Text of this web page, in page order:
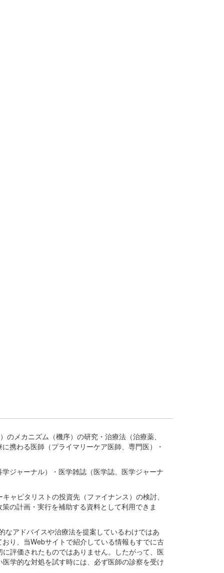
メカニズム（機序）の研究・治療法（治療薬、
携わる医師（プライマリーケア医師、専門医）・
ジャーナル）・医学雑誌（医学誌、医学ジャーナ
ャピタリストの投資先（ファイナンス）の検討、
の計画・実行を補助する資料として利用できま
アドバイスや治療法を提案しているわけではあ
り、当Webサイトで紹介している情報もすでに古
評価されたものではありません。したがって、医
学的な対処を試す時には、必ず医師の診察を受け